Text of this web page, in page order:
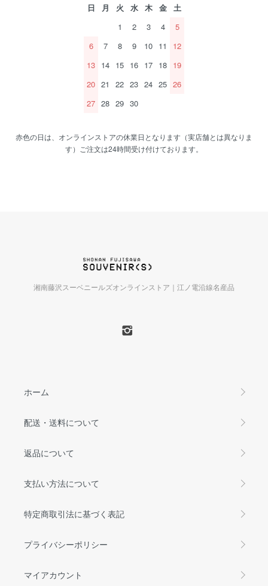
日 月 火 水 木 金
土
1
2 3 4
5
6
7 8 9 10 11
12
13 14 15 16 17 18 19
20 21 22 23 24 25 26
27 28 29 30
赤色の日は、オンラインストアの休業日となります（実店舗とは異なりま
す）ご注文は24時間受け付けております。
湘南藤沢スーベニールズオンラインストア｜江ノ電沿線名産品
ホーム
配送・送料について
返品について
支払い方法について
特定商取引法に基づく表記
プライバシーポリシー
マイアカウント